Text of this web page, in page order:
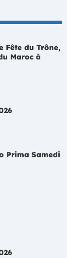
Fête du Trône,
Maroc à
Prima Samedi